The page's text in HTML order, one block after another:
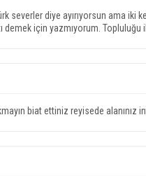
severler diye ayırıyorsun ama iki
demek için yazmıyorum.
biat ettiniz reyisede alanınız